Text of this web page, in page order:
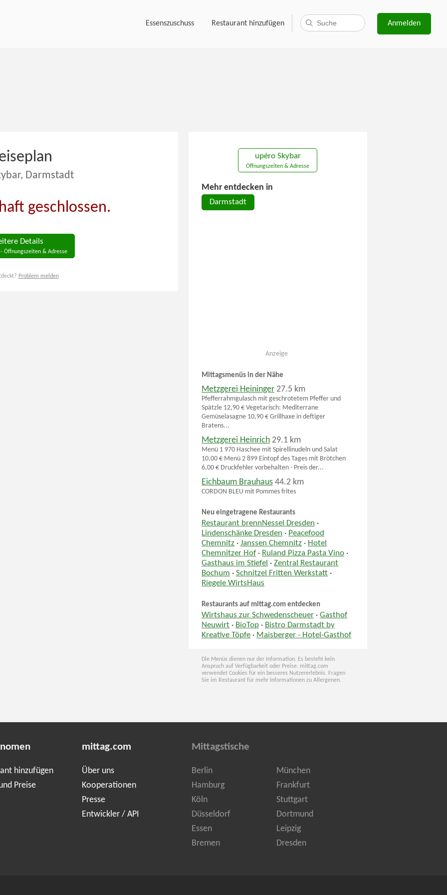
Essenszuschuss Restaurant hinzufügen Anmelden
Darmstadt
geschlossen.
Details
Öffnungszeiten & Adresse
Problem melden
upéro Skybar
Öffnungszeiten & Adresse
Mehr entdecken in
Darmstadt
Anzeige
Mittagsmenüs in der Nähe
Metzgerei Heininger 27.5 km
Pfefferrahmgulasch mit geschrotetem Pfeffer und
Spätzle 12,90 € Vegetarisch: Mediterrane
Gemüselasagne 10,90 € Grillhaxe in deftiger
Bratens...
Metzgerei Heinrich 29.1 km
Menü 1 970 Haschee mit Spirellinudeln und Salat
10,00 € Menü 2 899 Eintopf des Tages mit Brötchen
6,00 € Druckfehler vorbehalten - Preis der...
Eichbaum Brauhaus 44.2 km
CORDON BLEU mit Pommes frites
Neu eingetragene Restaurants
Restaurant brennNessel Dresden ·
Lindenschänke Dresden · Peacefood
Chemnitz ·Janssen Chemnitz · Hotel
Chemnitzer Hof · Ruland Pizza Pasta Vino ·
Gasthaus im Stiefel ·Zentral Restaurant
Bochum ·Schnitzel Fritten Werkstatt ·
Riegele WirtsHaus
Restaurants auf mittag.com entdecken
Wirtshaus zur Schwedenscheuer ·Gasthof
Neuwirt · BioTop · Bistro Darmstadt by
Kreative Töpfe · Maisberger - Hotel-Gasthof
Die Menüs dienen nur der Information. Es besteht kein
Anspruch auf Verfügbarkeit oder Preise. mittag.com
verwendet Cookies für ein besseres Nutzererlebnis. Fragen
Sie im Restaurant für mehr Informationen zu Allergenen.
hinzufügen
Preise
mittag.com
Über uns
Kooperationen
Presse
Entwickler / API
Mittagstische
Berlin
München
Hamburg
Frankfurt
Köln
Stuttgart
Düsseldorf
Dortmund
Essen
Leipzig
Bremen
Dresden